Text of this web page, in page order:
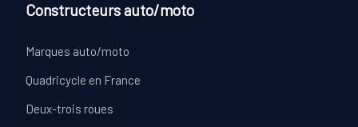
Constructeurs auto/moto
Marques auto/moto
Quadricycle en France
Deux-trois roues